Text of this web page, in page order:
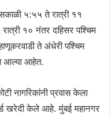
५:५५ ते रात्री ११
१० नंतर दहिसर पश्चिम
ते अंधेरी पश्चिम
आल्या आहेत.
नागरिकांनी प्रवास केला
खरेदी केले आहे. मुंबई महानगर